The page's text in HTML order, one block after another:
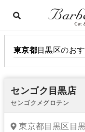
東京都目黒区のお
センゴク目黒店
センゴクメグロテン
東京都目黒区目